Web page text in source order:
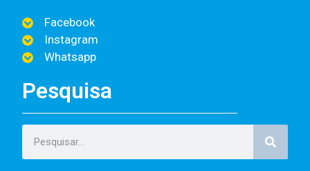
Facebook
Instagram
Whatsapp
Pesquisa